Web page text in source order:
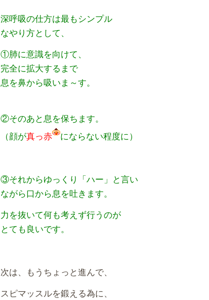
深呼吸の仕方は最もシンプル
なやり方として、
①肺に意識を向けて、
完全に拡大するまで
息を鼻から吸いま～す。
②そのあと息を保ちます。
（顔が真っ赤 にならない程度に）
③それからゆっくり「ハー」と言い
ながら口から息を吐きます。
力を抜いて何も考えず行うのが
とても良いです。
次は、もうちょっと進んで、
スピマッスルを鍛える為に、